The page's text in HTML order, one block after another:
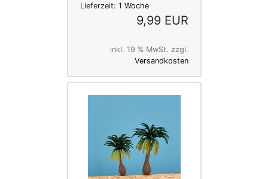
Lieferzeit: 1 Woche
9,99 EUR
inkl. 19 % MwSt. zzgl.
Versandkosten